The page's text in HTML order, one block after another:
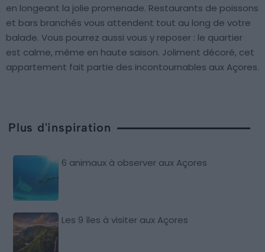
en longeant la jolie promenade. Restaurants de poissons
et bars branchés vous attendent tout au long de votre
balade. Vous pourrez aussi vous y reposer : le quartier
est calme, même en haute saison. Joliment décoré, cet
appartement fait partie des incontournables aux Açores.
Plus d'inspiration
6 animaux à observer aux Açores
Les 9 îles à visiter aux Açores